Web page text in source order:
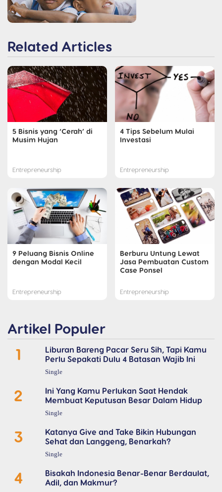
Related Articles
5 Bisnis yang ‘Cerah’ di
Musim Hujan
Entrepreneurship
4 Tips Sebelum Mulai
Investasi
Entrepreneurship
9 Peluang Bisnis Online
dengan Modal Kecil
Entrepreneurship
Berburu Untung Lewat
Jasa Pembuatan Custom
Case Ponsel
Entrepreneurship
Artikel Populer
1
Liburan Bareng Pacar Seru Sih, Tapi Kamu
Perlu Sepakati Dulu 4 Batasan Wajib Ini
Single
2
Ini Yang Kamu Perlukan Saat Hendak
Membuat Keputusan Besar Dalam Hidup
Single
3
Katanya Give and Take Bikin Hubungan
Sehat dan Langgeng, Benarkah?
Single
4
Bisakah Indonesia Benar-Benar Berdaulat,
Adil, dan Makmur?